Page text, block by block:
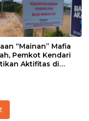
“Mainan” Mafia
Pemkot Kendari
Aktifitas di